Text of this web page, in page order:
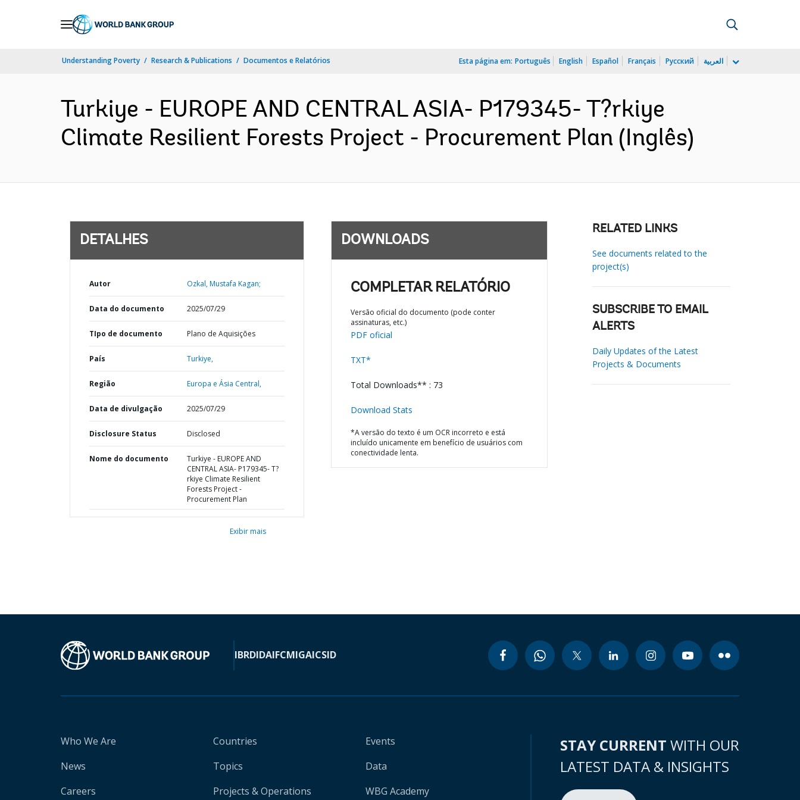
Understanding Poverty Research & Publications Documentos e Relatórios Esta página em: Português English Español Français Русский العربية
Turkiye - EUROPE AND CENTRAL ASIA- P179345- T?rkiye
Climate Resilient Forests Project - Procurement Plan (Inglês)
DETALHES
Autor Ozkal, Mustafa Kagan;
Data do documento 2025/07/29
TIpo de documento Plano de Aquisições
País Turkiye,
Região Europa e Ásia Central,
Data de divulgação 2025/07/29
Disclosure Status Disclosed
Nome do documento
Turkiye - EUROPE AND
CENTRAL ASIA- P179345- T?
rkiye Climate Resilient
Forests Project -
Procurement Plan
Exibir mais
DOWNLOADS
COMPLETAR RELATÓRIO
Versão oficial do documento (pode conter
assinaturas, etc.)
PDF oficial
TXT*
Total Downloads** : 73
Download Stats
*A versão do texto é um OCR incorreto e está
incluído unicamente em benefício de usuários com
conectividade lenta.
RELATED LINKS
See documents related to the
project(s)
SUBSCRIBE TO EMAIL
ALERTS
Daily Updates of the Latest
Projects & Documents
IBRDIDAIFCMIGAICSID
Who We Are
News
Careers
Countries
Topics
Projects & Operations
Events
Data
WBG Academy
STAY CURRENT WITH OUR
LATEST DATA & INSIGHTS